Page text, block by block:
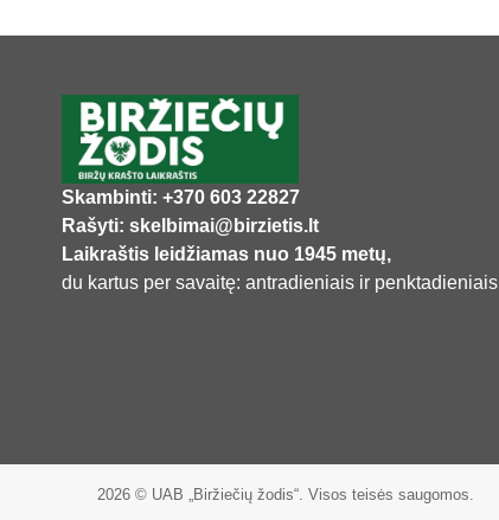
Skambinti: +370 603 22827
Rašyti: skelbimai@birzietis.lt
Laikraštis leidžiamas nuo 1945 metų,
du kartus per savaitę: antradieniais ir
2026 © UAB „Biržiečių žodis“. Visos teisės saugomos.